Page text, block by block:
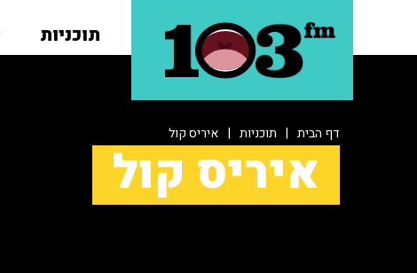
תוכניות
דף הבית | תוכניות | איריס קול
איריס קול